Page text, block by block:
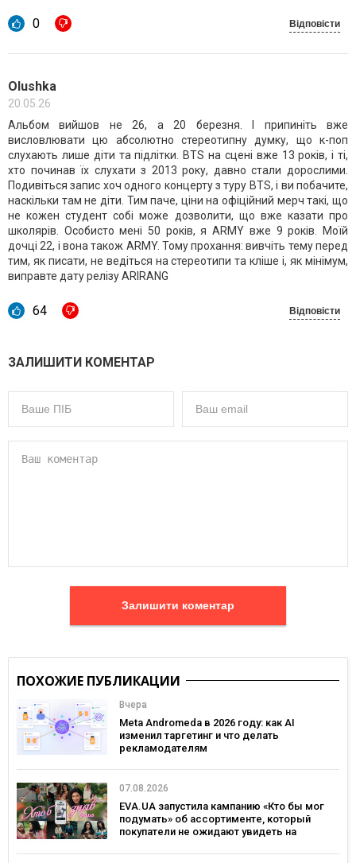
0 Відповісти
Olushka
20.05.26
Альбом вийшов не 26, а 20 березня. І припиніть вже
висловлювати цю абсолютно стереотипну думку, що к-поп
слухають лише діти та підлітки. BTS на сцені вже 13 років, і ті,
хто починав їх слухати з 2013 року, давно стали дорослими.
Подивіться запис хоч одного концерту з туру BTS, і ви побачите,
наскільки там не діти. Тим паче, ціни на офіційний мерч такі, що
не кожен студент собі може дозволити, що вже казати про
школярів. Особисто мені 50 років, я ARMY вже 9 років. Моїй
дочці 22, і вона також ARMY. Тому прохання: вивчіть тему перед
тим, як писати, не ведіться на стереотипи та кліше і, як мінімум,
виправте дату релізу ARIRANG
64 Відповісти
ЗАЛИШИТИ КОМЕНТАР
Залишити коментар
ПОХОЖИЕ ПУБЛИКАЦИИ
Вчера
Meta Andromeda в 2026 году: как AI
изменил таргетинг и что делать
рекламодателям
07.08.2026
EVA.UA запустила кампанию «Кто бы мог
подумать» об ассортименте, который
покупатели не ожидают увидеть на